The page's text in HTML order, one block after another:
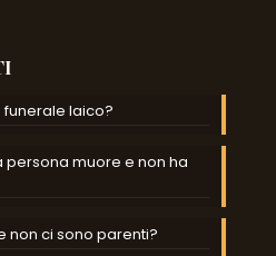
funerale laico?
persona muore e non ha
non ci sono parenti?